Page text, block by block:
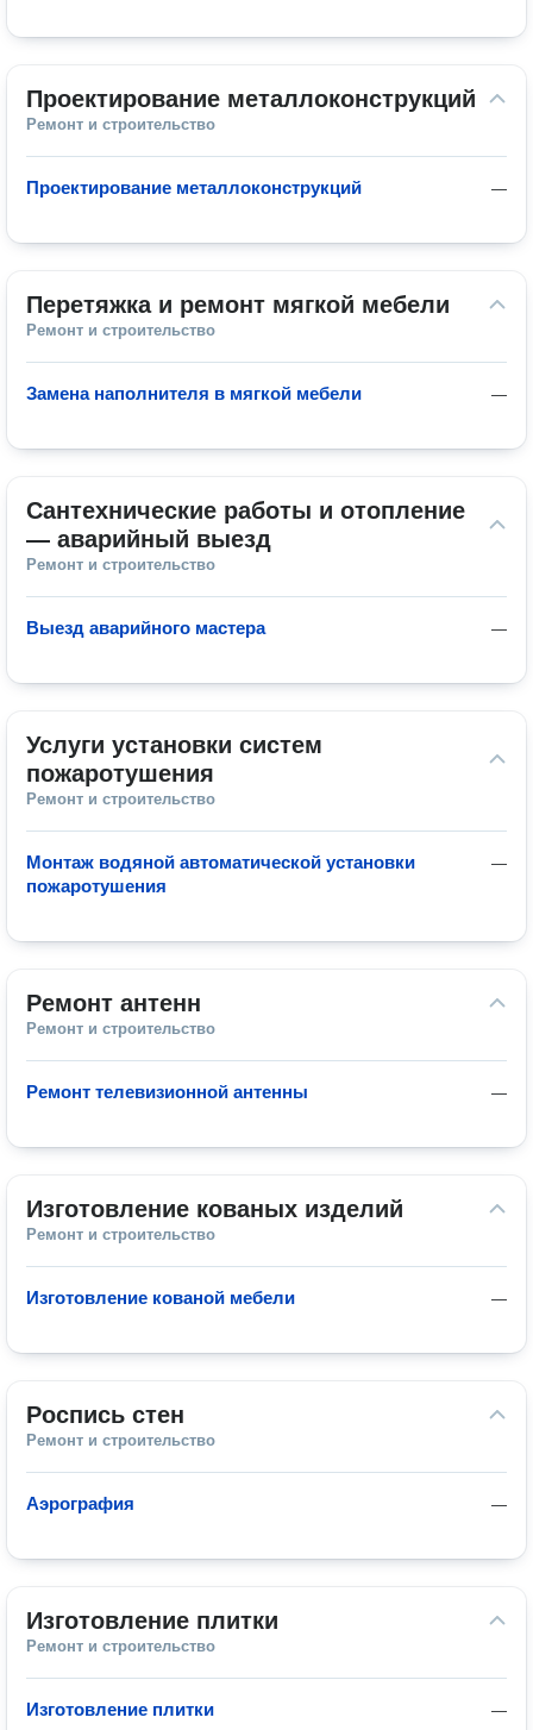
Проектирование металлоконструкций
Ремонт и строительство
—
Проектирование металлоконструкций
Перетяжка и ремонт мягкой мебели
Ремонт и строительство
—
Замена наполнителя в мягкой мебели
Сантехнические работы и отопление
— аварийный выезд
Ремонт и строительство
—
Выезд аварийного мастера
Услуги установки систем
пожаротушения
Ремонт и строительство
—
Монтаж водяной автоматической установки
пожаротушения
Ремонт антенн
Ремонт и строительство
—
Ремонт телевизионной антенны
Изготовление кованых изделий
Ремонт и строительство
—
Изготовление кованой мебели
Роспись стен
Ремонт и строительство
—
Аэрография
Изготовление плитки
Ремонт и строительство
—
Изготовление плитки